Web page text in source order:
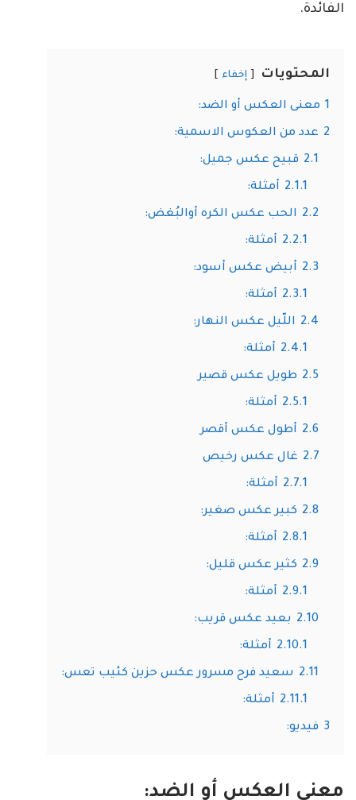
الفائدة.
المحتويات إخفاء
1 معنى العكس أو الضد:
2 عدد من العكوس الاسمية:
2.1 قبيح عكس جميل:
2.1.1 أمثلة:
2.2 الحب عكس الكره أوالبُغض:
2.2.1 أمثلة:
2.3 أبيض عكس أسود:
2.3.1 أمثلة:
2.4 اللّيل عكس النهار:
2.4.1 أمثلة:
2.5 طويل عكس قصير
2.5.1 أمثلة:
2.6 أطول عكس أقصر
2.7 غال عكس رخيص
2.7.1 أمثلة:
2.8 كبير عكس صغير:
2.8.1 أمثلة:
2.9 كثير عكس قليل:
2.9.1 أمثلة:
2.10 بعيد عكس قريب:
2.10.1 أمثلة:
2.11 سعيد فرح مسرور عكس حزين كئيب تعس:
2.11.1 أمثلة:
3 فيديو:
معنى العكس أو الضد: